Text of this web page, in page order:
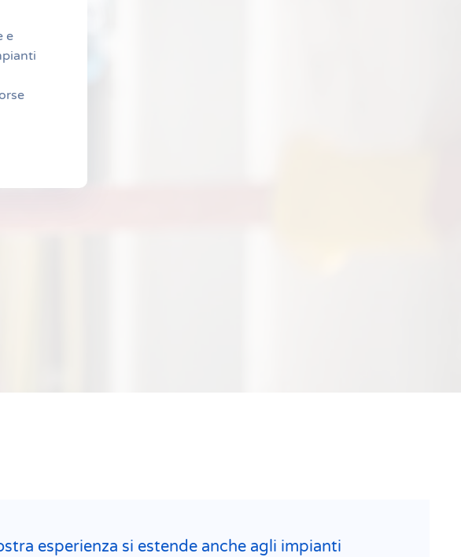
e
esperienza si estende anche agli impianti